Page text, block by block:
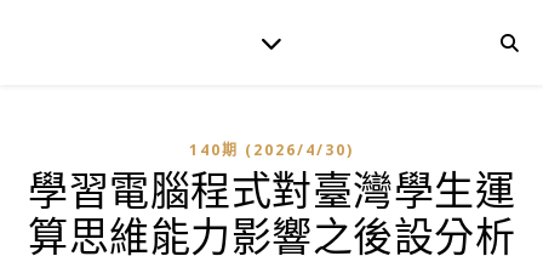
140期 (2026/4/30)
學習電腦程式對臺灣學生運
算思維能力影響之後設分析